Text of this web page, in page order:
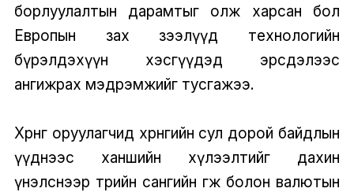
борлуулалтын дарамтыг олж харсан бол
Европын зах зээлүүд технологийн
бүрэлдэхүүн хэсгүүдэд эрсдэлээс
ангижрах мэдрэмжийг тусгажээ.
Хөрөнгө оруулагчид хөрөнгийн сул дорой байдлын
үүднээс ханшийн хүлээлтийг дахин
үнэлснээр төрийн сангийн өгөөж болон валютын